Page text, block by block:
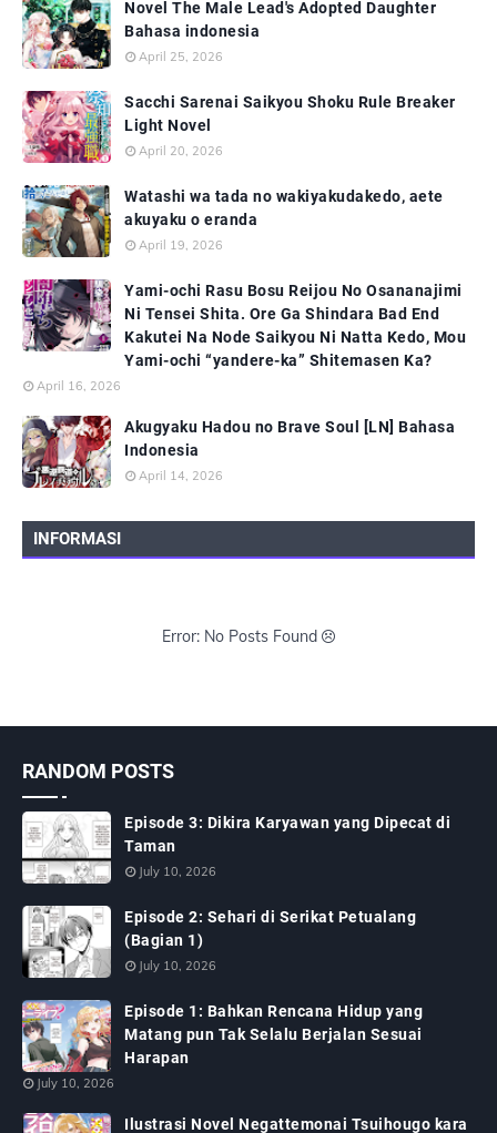
Novel The Male Lead's Adopted Daughter
Bahasa indonesia
April 25, 2026
Sacchi Sarenai Saikyou Shoku Rule Breaker
Light Novel
April 20, 2026
Watashi wa tada no wakiyakudakedo, aete
akuyaku o eranda
April 19, 2026
Yami-ochi Rasu Bosu Reijou No Osananajimi
Ni Tensei Shita. Ore Ga Shindara Bad End
Kakutei Na Node Saikyou Ni Natta Kedo, Mou
Yami-ochi “yandere-ka” Shitemasen Ka?
April 16, 2026
Akugyaku Hadou no Brave Soul [LN] Bahasa
Indonesia
April 14, 2026
INFORMASI
Error: No Posts Found
RANDOM POSTS
Episode 3: Dikira Karyawan yang Dipecat di
Taman
July 10, 2026
Episode 2: Sehari di Serikat Petualang
(Bagian 1)
July 10, 2026
Episode 1: Bahkan Rencana Hidup yang
Matang pun Tak Selalu Berjalan Sesuai
Harapan
July 10, 2026
Ilustrasi Novel Negattemonai Tsuihougo kara